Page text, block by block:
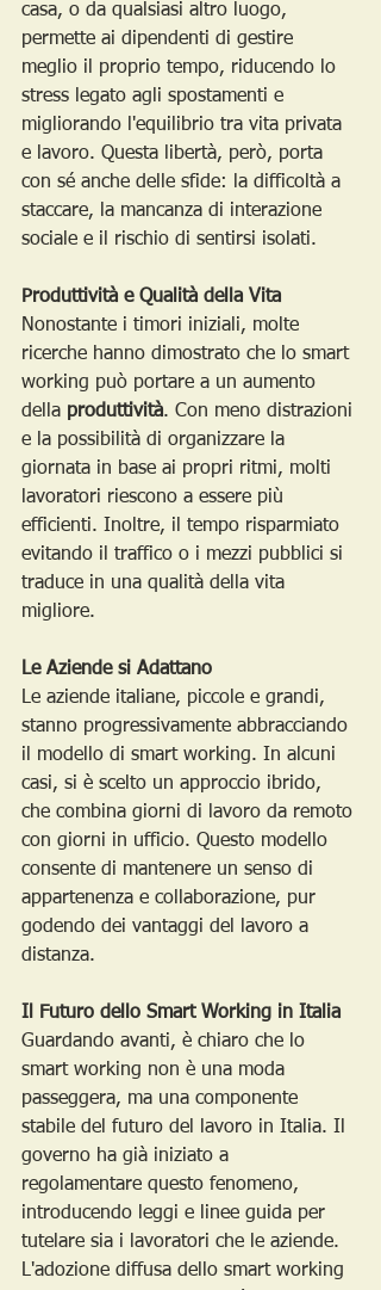
casa, o da qualsiasi altro luogo,
permette ai dipendenti di gestire
meglio il proprio tempo, riducendo lo
stress legato agli spostamenti e
migliorando l'equilibrio tra vita privata
e lavoro. Questa libertà, però, porta
con sé anche delle sfide: la difficoltà a
staccare, la mancanza di interazione
sociale e il rischio di sentirsi isolati.
Produttività e Qualità della Vita
Nonostante i timori iniziali, molte
ricerche hanno dimostrato che lo smart
working può portare a un aumento
della produttività. Con meno distrazioni
e la possibilità di organizzare la
giornata in base ai propri ritmi, molti
lavoratori riescono a essere più
efficienti. Inoltre, il tempo risparmiato
evitando il traffico o i mezzi pubblici si
traduce in una qualità della vita
migliore.
Le Aziende si Adattano
Le aziende italiane, piccole e grandi,
stanno progressivamente abbracciando
il modello di smart working. In alcuni
casi, si è scelto un approccio ibrido,
che combina giorni di lavoro da remoto
con giorni in ufficio. Questo modello
consente di mantenere un senso di
appartenenza e collaborazione, pur
godendo dei vantaggi del lavoro a
distanza.
Il Futuro dello Smart Working in Italia
Guardando avanti, è chiaro che lo
smart working non è una moda
passeggera, ma una componente
stabile del futuro del lavoro in Italia. Il
governo ha già iniziato a
regolamentare questo fenomeno,
introducendo leggi e linee guida per
tutelare sia i lavoratori che le aziende.
L'adozione diffusa dello smart working